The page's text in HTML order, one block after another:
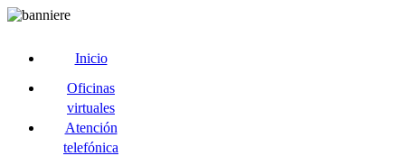
Inicio
Oficinas
virtuales
Atención
telefónica